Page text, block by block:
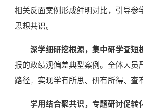
相关反面案例形成鲜明对比，引导参
思想共识。
深学细研挖根源，集中研学查短
报的政绩观偏差典型案例。全体人员
路径，实现学有所思、研有所得、
学用结合聚共识，专题研讨促转